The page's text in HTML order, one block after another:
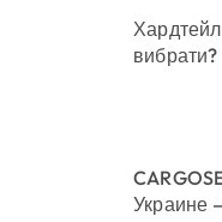
вибрати?
Украине